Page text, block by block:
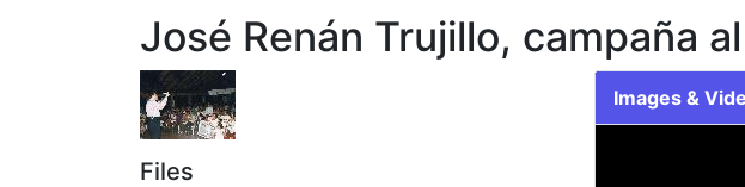
José Renán Trujillo, campaña
Files
Images &